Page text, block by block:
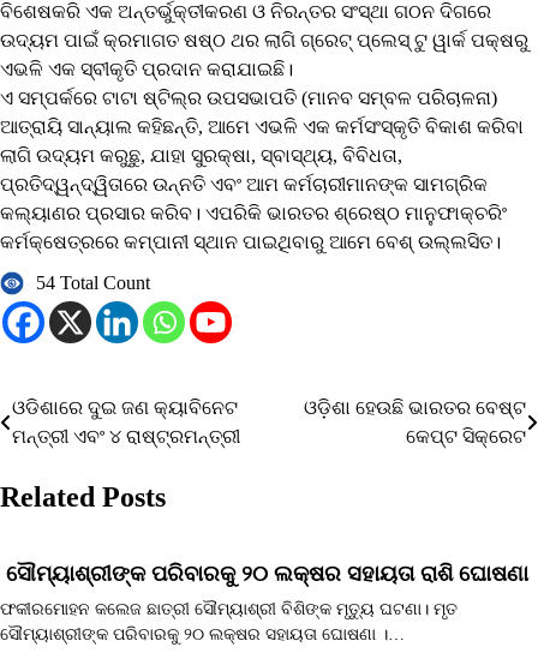
ବିଶେଷକରି ଏକ ଅନ୍ତର୍ଭୁକ୍ତୀକରଣ ଓ ନିରନ୍ତର ସଂସ୍ଥା ଗଠନ ଦିଗରେ
ଉଦ୍ୟମ ପାଇଁ କ୍ରମାଗତ ଷଷ୍ଠ ଥର ଲାଗି ଗ୍ରେଟ୍‌ ପ୍ଲେସ୍‌ ଟୁ ୱାର୍କ ପକ୍ଷରୁ
ଏଭଳି ଏକ ସ୍ବୀକୃତି ପ୍ରଦାନ କରାଯାଇଛି।
ଏ ସମ୍ପର୍କରେ ଟାଟା ଷ୍ଟିଲ୍‌ର ଉପସଭାପତି (ମାନବ ସମ୍ବଳ ପରିଚାଳନା)
ଆତ୍ରାୟି ସାନ୍ୟାଲ କହିଛନ୍ତି, ଆମେ ଏଭଳି ଏକ କର୍ମସଂସ୍କୃତି ବିକାଶ କରିବା
ଲାଗି ଉଦ୍ୟମ କରୁଛୁ, ଯାହା ସୁରକ୍ଷା, ସ୍ବାସ୍ଥ୍ୟ, ବିବିଧତା,
ପ୍ରତିଦ୍ୱନ୍ଦ୍ୱିତାରେ ଉନ୍ନତି ଏବଂ ଆମ କର୍ମଚାରୀମାନଙ୍କ ସାମଗ୍ରିକ
କଲ୍ୟାଣର ପ୍ରସାର କରିବ। ଏପରିକି ଭାରତର ଶ୍ରେଷ୍ଠ ମାନୁଫାକ୍ଚରିଂ
କର୍ମକ୍ଷେତ୍ରରେ କମ୍ପାନୀ ସ୍ଥାନ ପାଇଥିବାରୁ ଆମେ ବେଶ୍‌ ଉଲ୍ଲସିତ।
54 Total Count
Post
navigation
ଓଡିଶାରେ ଦୁଇ ଜଣ କ୍ୟାବିନେଟ
ମନ୍ତ୍ରୀ ଏବଂ ୪ ରାଷ୍ଟ୍ରମନ୍ତ୍ରୀ
ଓଡ଼ିଶା ହେଉଛି ଭାରତର ବେଷ୍ଟ
କେପ୍ଟ ସିକ୍ରେଟ
Related Posts
ସୌମ୍ୟାଶ୍ରୀଙ୍କ ପରିବାରକୁ ୨୦ ଲକ୍ଷର ସହାୟତା ରାଶି ଘୋଷଣା
ଫକୀରମୋହନ କଲେଜ ଛାତ୍ରୀ ସୌମ୍ୟାଶ୍ରୀ ବିଶିଙ୍କ ମୃତ୍ୟୁ ଘଟଣା। ମୃତ
ସୌମ୍ୟାଶ୍ରୀଙ୍କ ପରିବାରକୁ ୨୦ ଲକ୍ଷର ସହାୟତା ଘୋଷଣା ।…